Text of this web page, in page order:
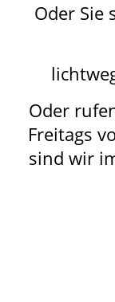
Oder Sie
Oder
Freitags
sind wir